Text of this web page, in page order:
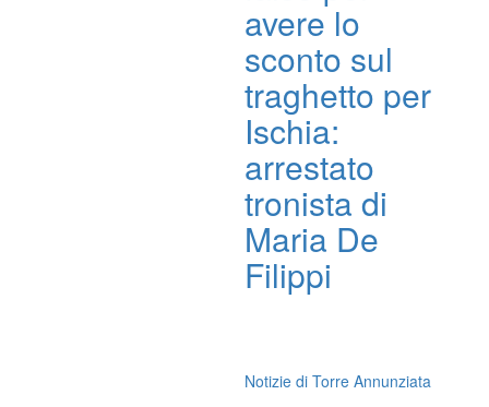
avere lo
sconto sul
traghetto per
Ischia:
arrestato
tronista di
Maria De
Filippi
Notizie di Torre Annunziata